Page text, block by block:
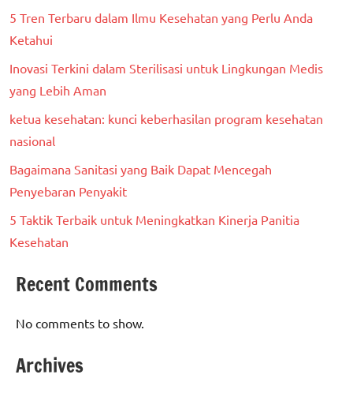
5 Tren Terbaru dalam Ilmu Kesehatan yang Perlu Anda
Ketahui
Inovasi Terkini dalam Sterilisasi untuk Lingkungan Medis
yang Lebih Aman
ketua kesehatan: kunci keberhasilan program kesehatan
nasional
Bagaimana Sanitasi yang Baik Dapat Mencegah
Penyebaran Penyakit
5 Taktik Terbaik untuk Meningkatkan Kinerja Panitia
Kesehatan
Recent Comments
No comments to show.
Archives